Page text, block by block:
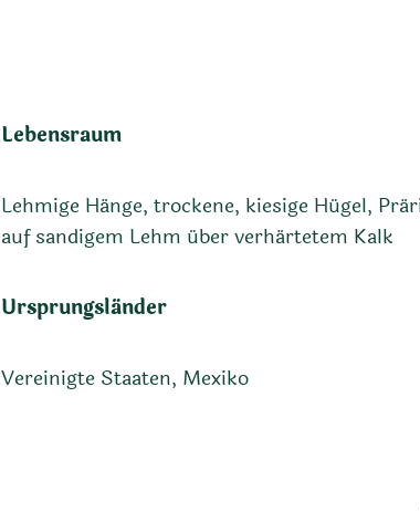
Lebensraum
Lehmige Hänge, trockene, kiesige Hügel,
auf sandigem Lehm über verhärtetem Kalk
Ursprungsländer
Vereinigte Staaten, Mexiko